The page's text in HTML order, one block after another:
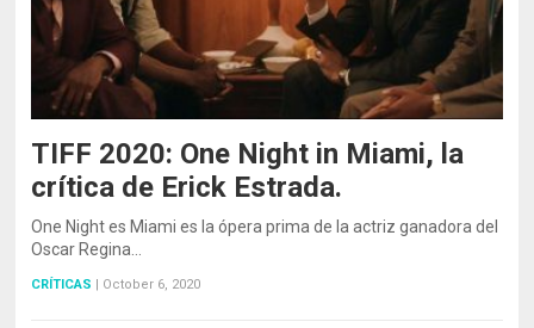
TIFF 2020: One Night in Miami, la
crítica de Erick Estrada.
One Night es Miami es la ópera prima de la actriz ganadora del
Oscar Regina…
CRÍTICAS | October 6, 2020